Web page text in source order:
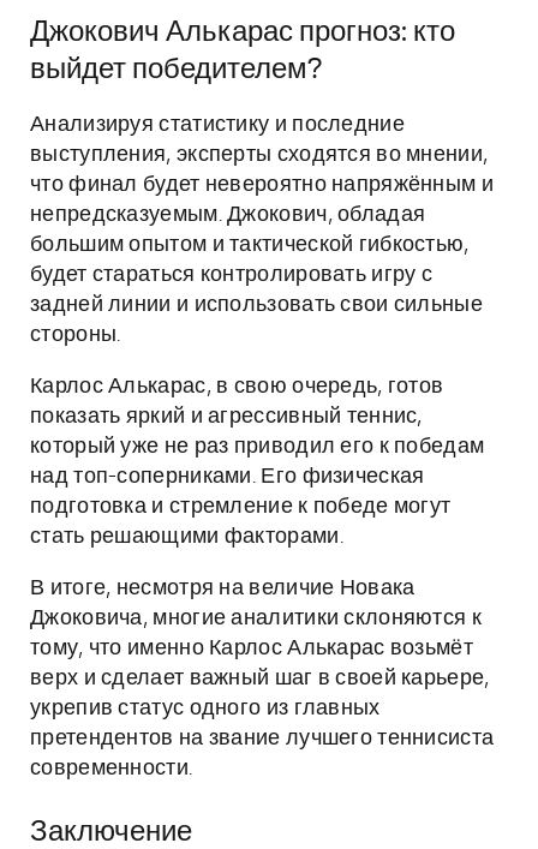
Джокович Алькарас прогноз: кто
выйдет победителем?
Анализируя статистику и последние
выступления, эксперты сходятся во мнении,
что финал будет невероятно напряжённым и
непредсказуемым. Джокович, обладая
большим опытом и тактической гибкостью,
будет стараться контролировать игру с
задней линии и использовать свои сильные
стороны.
Карлос Алькарас, в свою очередь, готов
показать яркий и агрессивный теннис,
который уже не раз приводил его к победам
над топ-соперниками. Его физическая
подготовка и стремление к победе могут
стать решающими факторами.
В итоге, несмотря на величие Новака
Джоковича, многие аналитики склоняются к
тому, что именно Карлос Алькарас возьмёт
верх и сделает важный шаг в своей карьере,
укрепив статус одного из главных
претендентов на звание лучшего теннисиста
современности.
Заключение